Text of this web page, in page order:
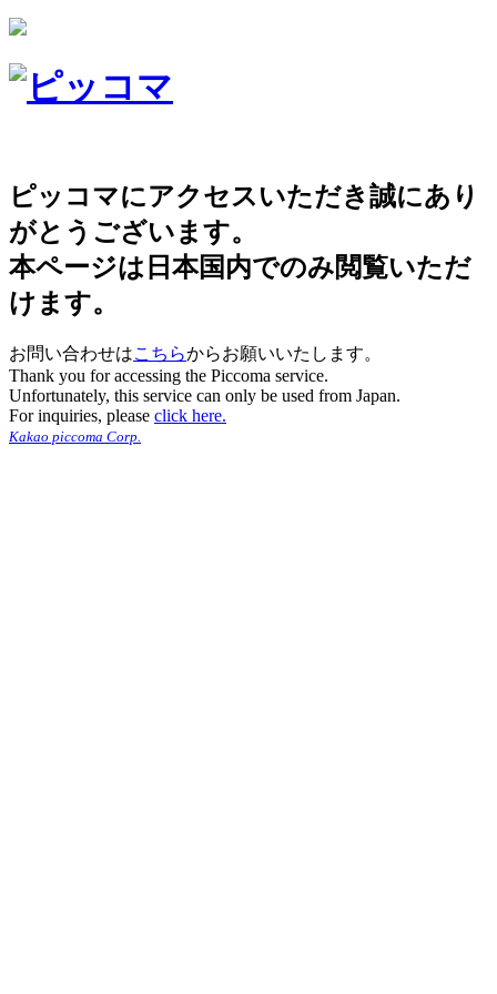
ピッコマにアクセスいただき誠にあり
がとうございます。
本ページは日本国内でのみ閲覧いただ
けます。
お問い合わせはこちらからお願いいたします。
Thank you for accessing the Piccoma service.
Unfortunately, this service can only be used from Japan.
For inquiries, please click here.
Kakao piccoma Corp.